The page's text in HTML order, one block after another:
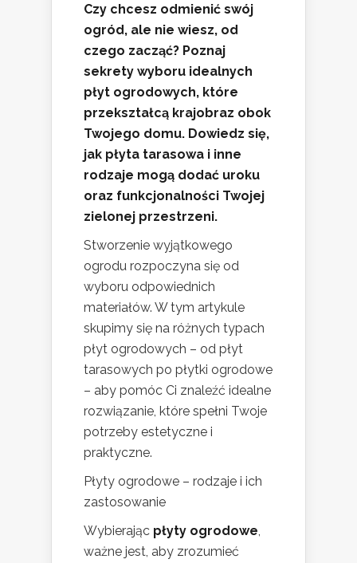
Czy chcesz odmienić swój
ogród, ale nie wiesz, od
czego zacząć? Poznaj
sekrety wyboru idealnych
płyt ogrodowych, które
przekształcą krajobraz obok
Twojego domu. Dowiedz się,
jak płyta tarasowa i inne
rodzaje mogą dodać uroku
oraz funkcjonalności Twojej
zielonej przestrzeni.
Stworzenie wyjątkowego
ogrodu rozpoczyna się od
wyboru odpowiednich
materiałów. W tym artykule
skupimy się na różnych typach
płyt ogrodowych – od płyt
tarasowych po płytki ogrodowe
– aby pomóc Ci znaleźć idealne
rozwiązanie, które spełni Twoje
potrzeby estetyczne i
praktyczne.
Płyty ogrodowe – rodzaje i ich
zastosowanie
Wybierając płyty ogrodowe,
ważne jest, aby zrozumieć